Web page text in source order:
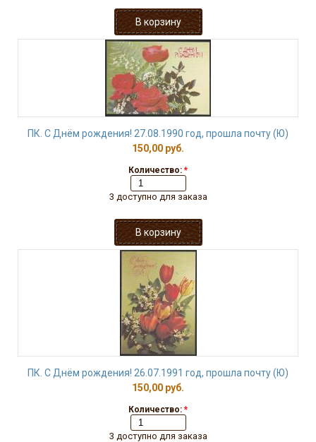
ПК. С Днём рождения! 27.08.1990 год, прошла почту (Ю)
150,00 руб.
Количество: *
3 доступно для заказа
ПК. С Днём рождения! 26.07.1991 год, прошла почту (Ю)
150,00 руб.
Количество: *
3 доступно для заказа